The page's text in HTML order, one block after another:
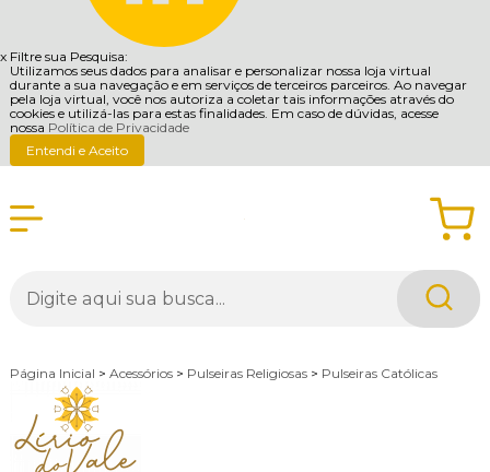
x Filtre sua Pesquisa:
Utilizamos seus dados para analisar e personalizar nossa loja virtual
durante a sua navegação e em serviços de terceiros parceiros. Ao navegar
pela loja virtual, você nos autoriza a coletar tais informações através do
cookies e utilizá-las para estas finalidades. Em caso de dúvidas, acesse
nossa Política de Privacidade
Entendi e Aceito
Página Inicial > Acessórios > Pulseiras Religiosas > Pulseiras Católicas